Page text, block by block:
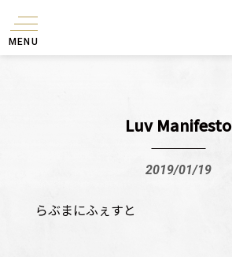
MENU
Luv Manifesto
2019/01/19
らぶまにふぇすと